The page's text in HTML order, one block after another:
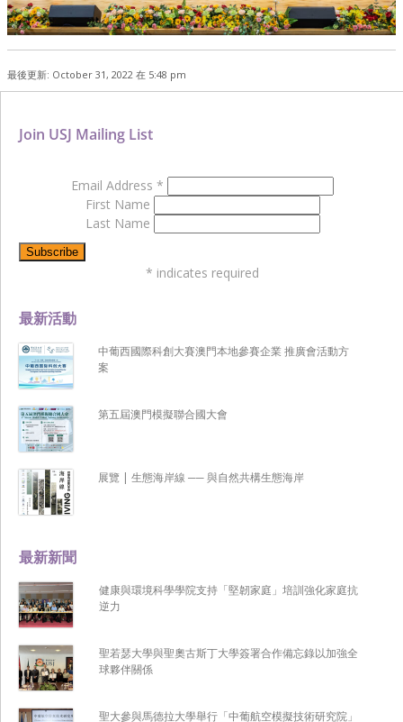
最後更新: October 31, 2022 在 5:48 pm
最新新聞
健康與環境科學學院支持「堅韌家庭」培訓強化家庭抗
逆力
聖若瑟大學與聖奧古斯丁大學簽署合作備忘錄以加強全
球夥伴關係
聖大參與馬德拉大學舉行「中葡航空模擬技術研究院」
最新活動
中葡西國際科創大賽澳門本地參賽企業 推廣會活動方
案
第五屆澳門模擬聯合國大會
展覽 | 生態海岸線 ── 與自然共構生態海岸
Join USJ Mailing List
Email Address *
First Name
Last Name
* indicates required